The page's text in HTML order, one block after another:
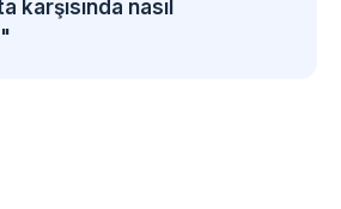
karşısında nasıl